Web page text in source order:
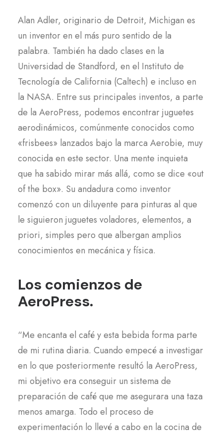
Alan Adler, originario de Detroit, Michigan es
un inventor en el más puro sentido de la
palabra. También ha dado clases en la
Universidad de Standford, en el Instituto de
Tecnología de California (Caltech) e incluso en
la NASA. Entre sus principales inventos, a parte
de la AeroPress, podemos encontrar juguetes
aerodinámicos, comúnmente conocidos como
«frisbees» lanzados bajo la marca Aerobie, muy
conocida en este sector. Una mente inquieta
que ha sabido mirar más allá, como se dice «out
of the box». Su andadura como inventor
comenzó con un diluyente para pinturas al que
le siguieron juguetes voladores, elementos, a
priori, simples pero que albergan amplios
conocimientos en mecánica y física.
Los comienzos de
AeroPress.
“Me encanta el café y esta bebida forma parte
de mi rutina diaria. Cuando empecé a investigar
en lo que posteriormente resultó la AeroPress,
mi objetivo era conseguir un sistema de
preparación de café que me asegurara una taza
menos amarga. Todo el proceso de
experimentación lo llevé a cabo en la cocina de